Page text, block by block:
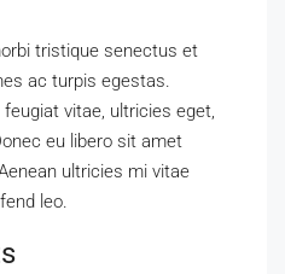
tristique senectus et
ac turpis egestas.
vitae, ultricies eget,
eu libero sit amet
ultricies mi vitae
leo.